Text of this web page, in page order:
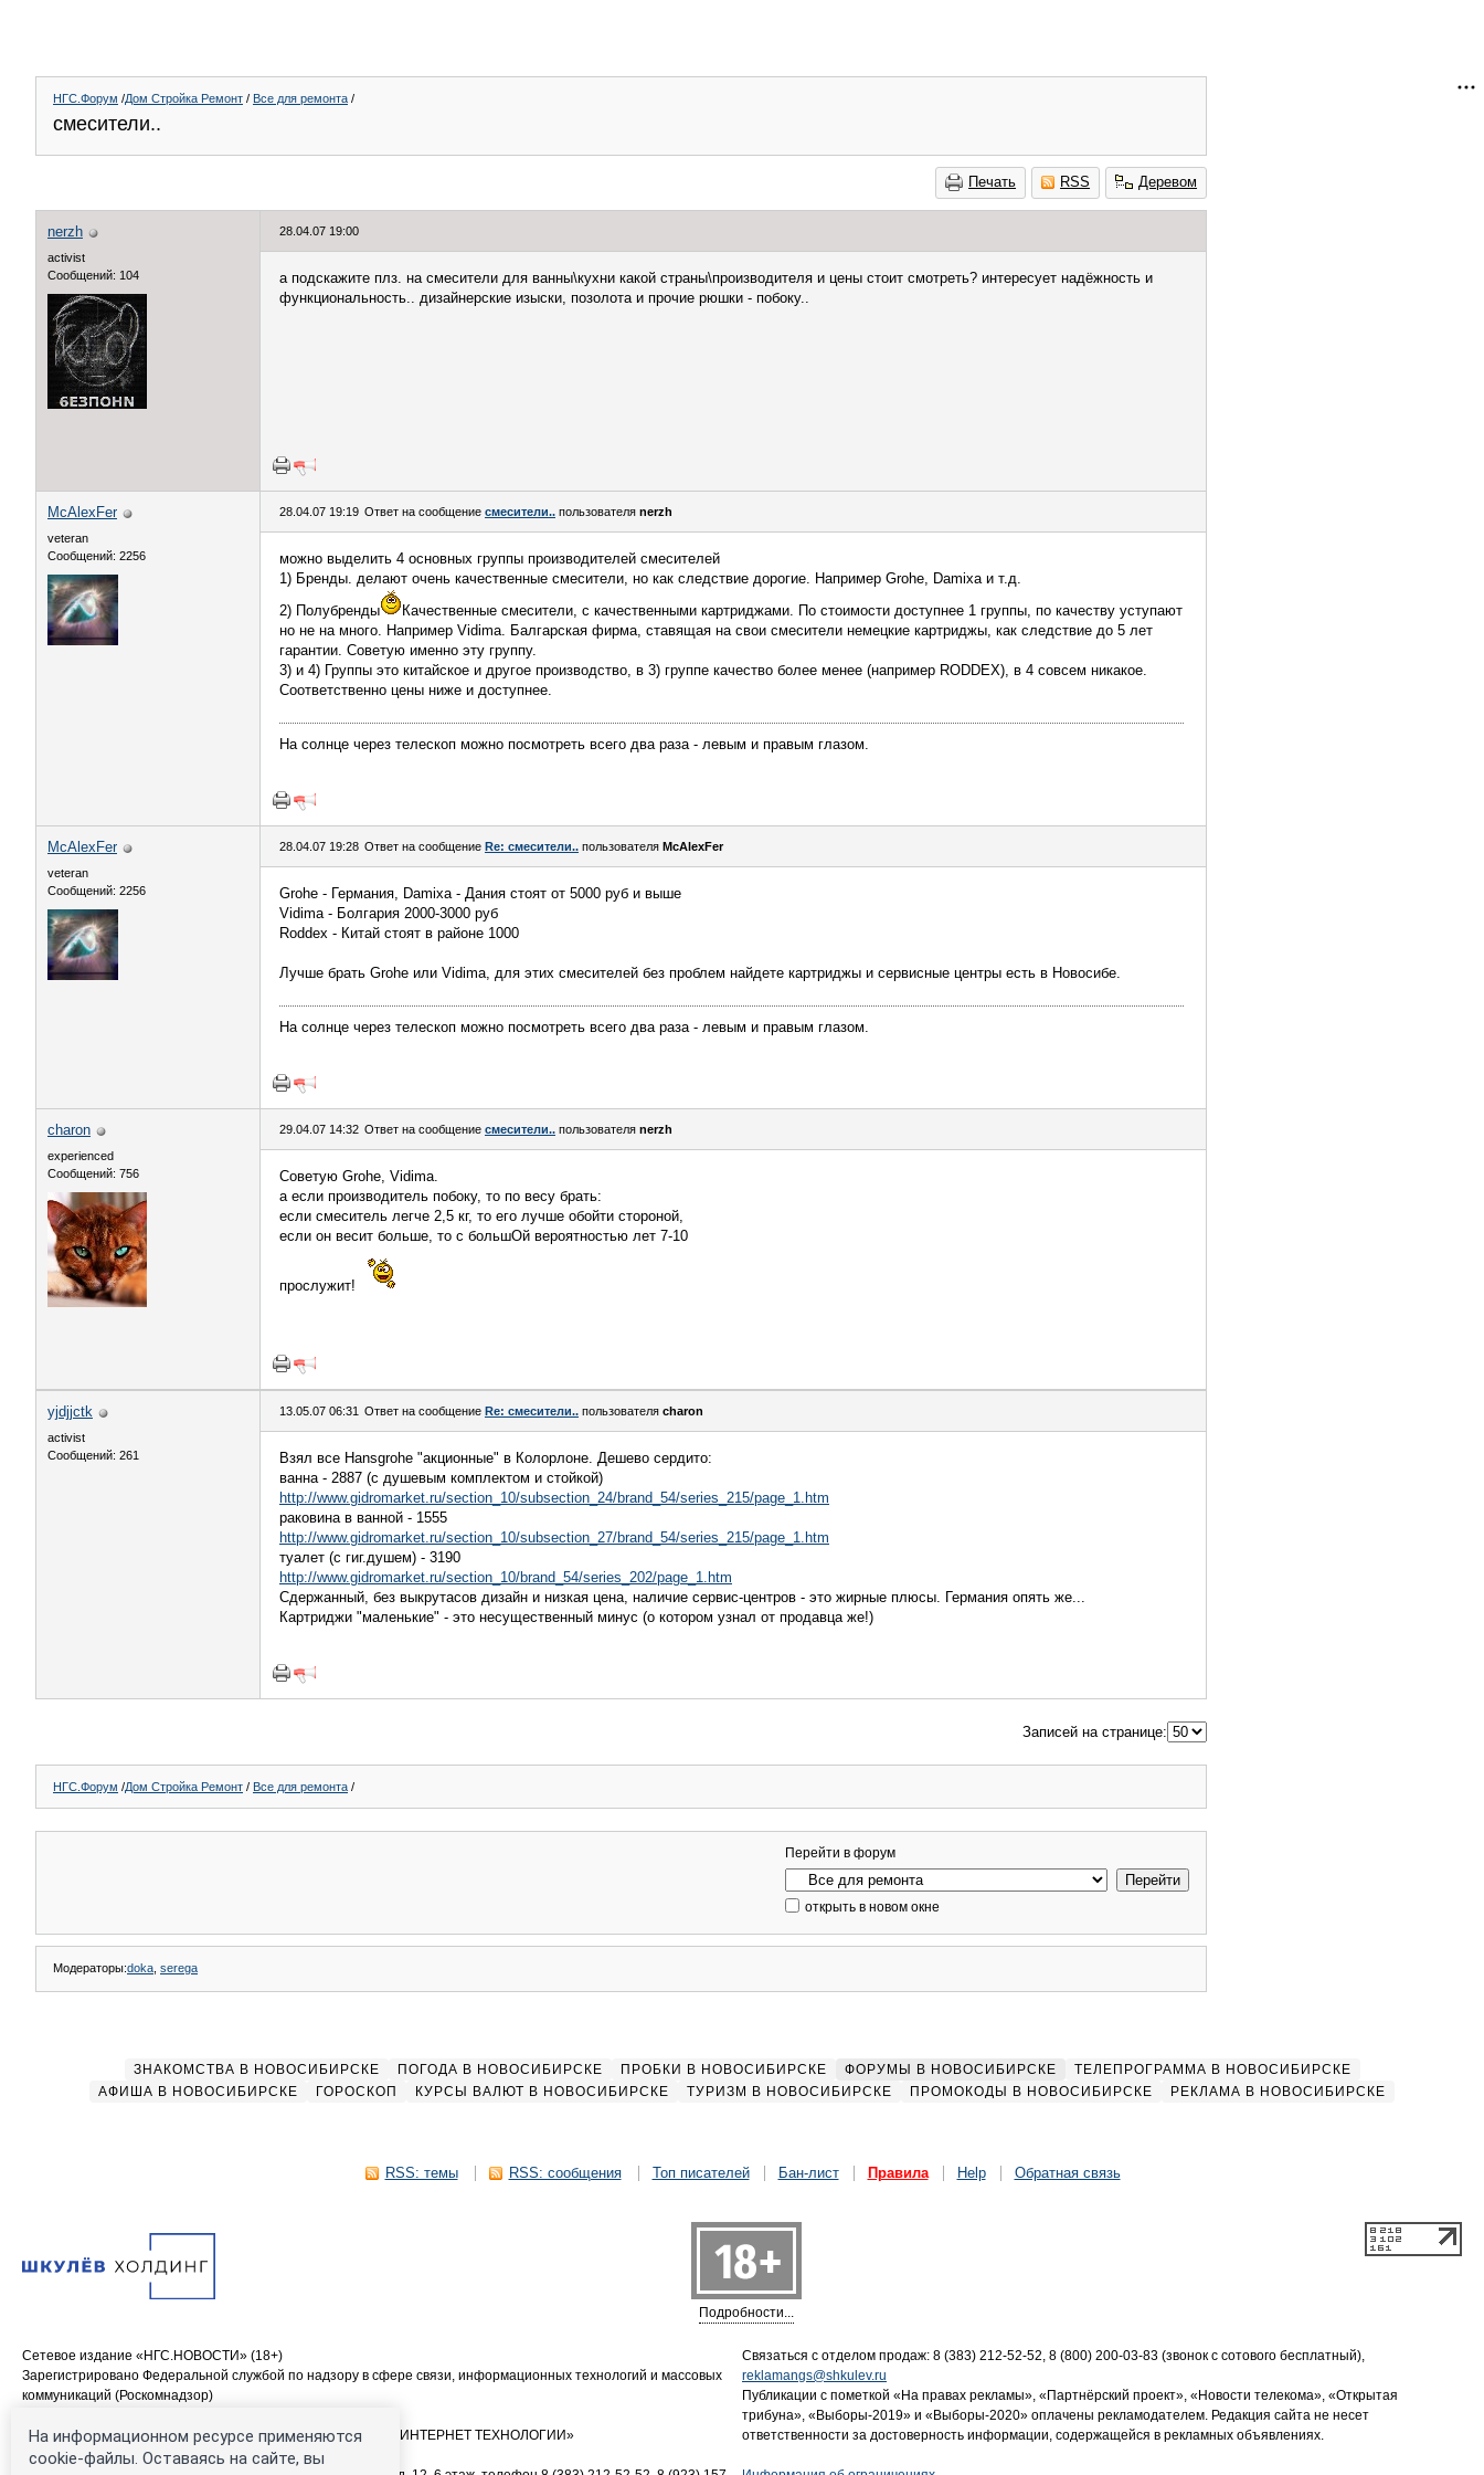
НГС.Форум /Дом Стройка Ремонт / Все для ремонта /
смесители..
Печать RSS Деревом
nerzh
activist
Сообщений: 104
28.04.07 19:00
а подскажите плз. на смесители для ванны\кухни какой страны\производителя и цены стоит смотреть? интересует надёжность и
функциональность.. дизайнерские изыски, позолота и прочие рюшки - побоку..
McAlexFer
veteran
Сообщений: 2256
28.04.07 19:19 Ответ на сообщение смесители.. пользователя nerzh
можно выделить 4 основных группы производителей смесителей
1) Бренды. делают очень качественные смесители, но как следствие дорогие. Например Grohe, Damixa и т.д.
2) Полубренды
Качественные смесители, с качественными картриджами. По стоимости доступнее 1 группы, по качеству уступают
но не на много. Например Vidima. Балгарская фирма, ставящая на свои смесители немецкие картриджы, как следствие до 5 лет
гарантии. Советую именно эту группу.
3) и 4) Группы это китайское и другое производство, в 3) группе качество более менее (например RODDEX), в 4 совсем никакое.
Соответственно цены ниже и доступнее.
На солнце через телескоп можно посмотреть всего два раза - левым и правым глазом.
McAlexFer
veteran
Сообщений: 2256
28.04.07 19:28 Ответ на сообщение Re: смесители.. пользователя McAlexFer
Grohe - Германия, Damixa - Дания стоят от 5000 руб и выше
Vidima - Болгария 2000-3000 руб
Roddex - Китай стоят в районе 1000
Лучше брать Grohe или Vidima, для этих смесителей без проблем найдете картриджы и сервисные центры есть в Новосибе.
На солнце через телескоп можно посмотреть всего два раза - левым и правым глазом.
charon
experienced
Сообщений: 756
29.04.07 14:32 Ответ на сообщение смесители.. пользователя nerzh
Советую Grohe, Vidima.
а если производитель побоку, то по весу брать:
если смеситель легче 2,5 кг, то его лучше обойти стороной,
если он весит больше, то с большОй вероятностью лет 7-10
прослужит!
yjdjjctk
activist
Сообщений: 261
13.05.07 06:31 Ответ на сообщение Re: смесители.. пользователя charon
Взял все Hansgrohe "акционные" в Колорлоне. Дешево сердито:
ванна - 2887 (с душевым комплектом и стойкой)
http://www.gidromarket.ru/section_10/subsection_24/brand_54/series_215/page_1.htm
раковина в ванной - 1555
http://www.gidromarket.ru/section_10/subsection_27/brand_54/series_215/page_1.htm
туалет (с гиг.душем) - 3190
http://www.gidromarket.ru/section_10/brand_54/series_202/page_1.htm
Сдержанный, без выкрутасов дизайн и низкая цена, наличие сервис-центров - это жирные плюсы. Германия опять же...
Картриджи "маленькие" - это несущественный минус (о котором узнал от продавца же!)
Записей на странице:
НГС.Форум /Дом Стройка Ремонт / Все для ремонта /
Перейти в форум
открыть в новом окне
Модераторы:doka serega
ЗНАКОМСТВА В НОВОСИБИРСКЕ ПОГОДА В НОВОСИБИРСКЕ ПРОБКИ В НОВОСИБИРСКЕ ФОРУМЫ В НОВОСИБИРСКЕ
ТЕЛЕПРОГРАММА В НОВОСИБИРСКЕ
АФИША В НОВОСИБИРСКЕ
ГОРОСКОП КУРСЫ ВАЛЮТ В НОВОСИБИРСКЕ ТУРИЗМ В НОВОСИБИРСКЕ ПРОМОКОДЫ В НОВОСИБИРСКЕ РЕКЛАМА В НОВОСИБИРСКЕ
RSS: темы RSS: сообщения Топ писателей Бан-лист Правила Help Обратная связь
Подробности...
Сетевое издание «НГС.НОВОСТИ» (18+)
Зарегистрировано Федеральной службой по надзору в сфере связи, информационных технологий и массовых
коммуникаций (Роскомнадзор)
Учредитель: Общество с ограниченной ответственностью «ИНТЕРНЕТ ТЕХНОЛОГИИ»
Главный редактор: Громкова Елена Александровна
Связаться с отделом продаж: 8 (383) 212-52-52, 8 (800) 200-03-83 (звонок с сотового бесплатный),
reklamangs@shkulev.ru
Публикации с пометкой «На правах рекламы», «Партнёрский проект», «Новости телекома», «Открытая
трибуна», «Выборы-2019» и «Выборы-2020» оплачены рекламодателем. Редакция сайта не несет
ответственности за достоверность информации, содержащейся в рекламных объявлениях.
На информационном ресурсе применяются
cookie-файлы. Оставаясь на сайте, вы